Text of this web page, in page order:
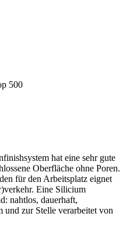
hat eine sehr gute
Oberfläche ohne Poren.
für den Arbeitsplatz eignet
Eine Silicium
nahtlos, dauerhaft,
und zur Stelle verarbeitet von